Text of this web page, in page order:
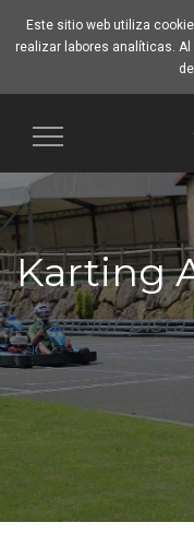
Navegación
Este sitio web utiliza
realizar labores analíticas.
Karting
La mejor